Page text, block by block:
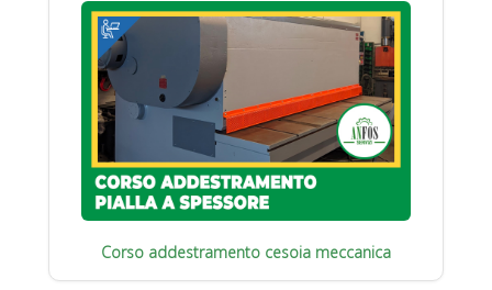
Corso addestramento cesoia meccanica